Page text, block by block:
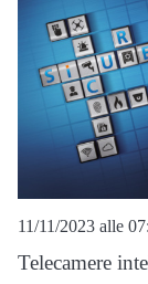
11/11/2023 alle
Telecamere